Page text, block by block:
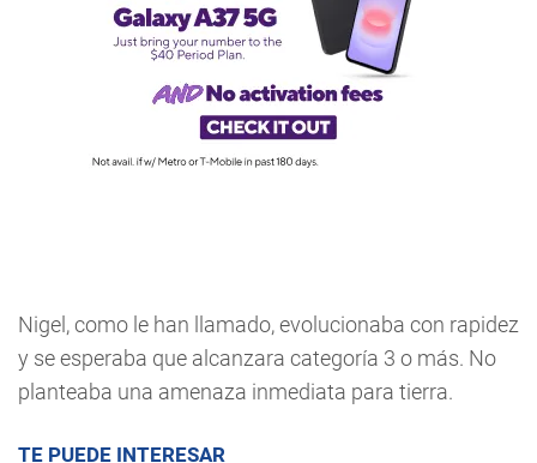
Nigel, como le han llamado, evolucionaba con rapidez
y se esperaba que alcanzara categoría 3 o más. No
planteaba una amenaza inmediata para tierra.
TE PUEDE INTERESAR